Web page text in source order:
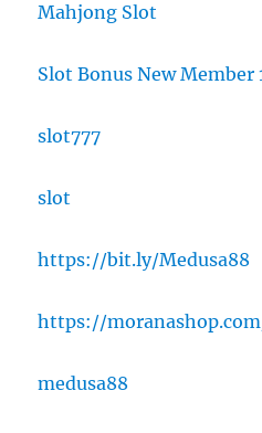
Mahjong Slot
Slot Bonus New Member
slot777
slot
https://bit.ly/Medusa88
https://
medusa88